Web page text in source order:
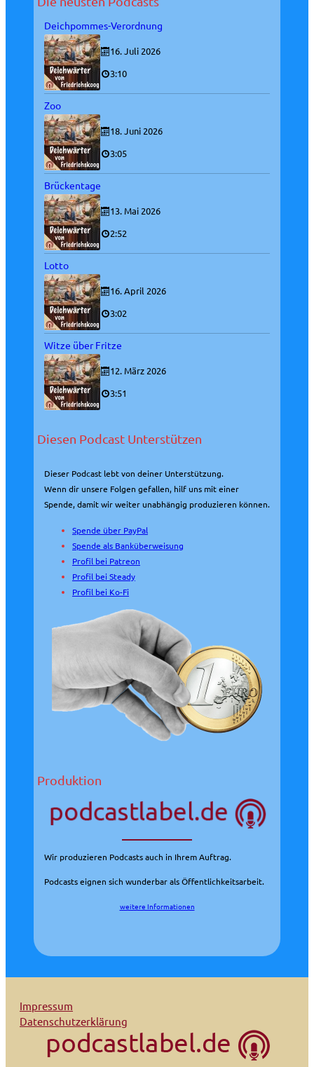
Deichpommes-Verordnung
16. Juli 2026
3:10
Zoo
18. Juni 2026
3:05
Brückentage
13. Mai 2026
2:52
Lotto
16. April 2026
3:02
Witze über Fritze
12. März 2026
3:51
Diesen Podcast Unterstützen
Dieser Podcast lebt von deiner Unterstützung.
Wenn dir unsere Folgen gefallen, hilf uns mit einer
Spende, damit wir weiter unabhängig produzieren können.
Spende über PayPal
Spende als Banküberweisung
Profil bei Patreon
Profil bei Steady
Profil bei Ko-Fi
Produktion
Wir produzieren Podcasts auch in Ihrem Auftrag.
Podcasts eignen sich wunderbar als Öffentlichkeitsarbeit.
weitere Informationen
Impressum
Datenschutzerklärung